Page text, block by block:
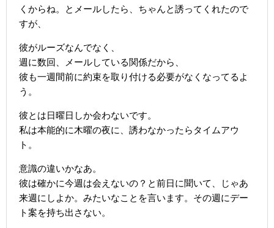
くからね。とメールしたら、ちゃんと誘ってくれたので
すが、
彼がルーズなんでなく、
週に数回、メールしている関係だから、
彼も一週間前に約束を取り付ける必要がなくなってるよ
う。
彼とは日曜日しか会わないです。
私は本能的に木曜の夜に、誘わなかったらタイムアウ
ト。
意識の違いかなあ。
彼は確かに今週は会えないの？と前日に聞いて、じゃあ
来週にしよか。みたいなことを言います。その週にデー
ト案を持ち出さない。